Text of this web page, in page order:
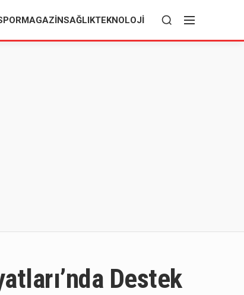
MAGAZINSAĞLIKTEKNOLOJI
Destek